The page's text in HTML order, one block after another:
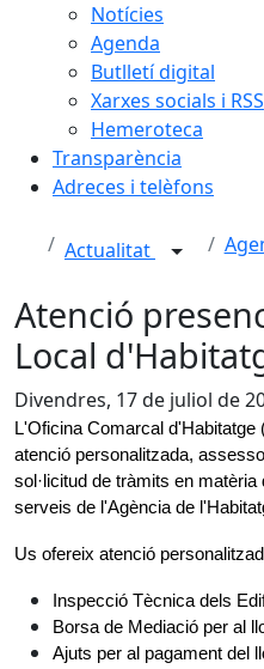
Notícies
Agenda
Butlletí digital
Xarxes socials i RSS
Hemeroteca
Transparència
Adreces i telèfons
Actualitat
Atenció
Local
Divendres, 17 de juliol de
L'Oficina Comarcal d'Habitatge
atenció personalitzada,
sol·licitud de tràmits en
serveis de l'Agència de
Us ofereix atenció
Inspecció Tècnica dels
Borsa de Mediació per al
Ajuts per al pagament del